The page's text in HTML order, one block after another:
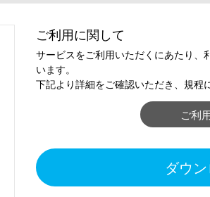
ご利用に関して
サービスをご利用いただくにあたり、
います。
下記より詳細をご確認いただき、規程
ご利
ダウ